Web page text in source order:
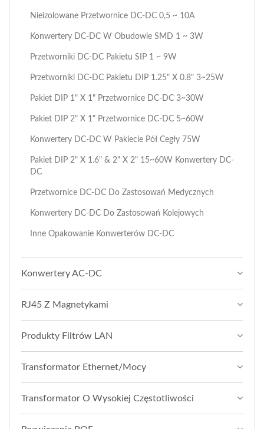
Nieizolowane Przetwornice DC-DC 0,5 ~ 10A
Konwertery DC-DC W Obudowie SMD 1 ~ 3W
Przetworniki DC-DC Pakietu SIP 1 ~ 9W
Przetworniki DC-DC Pakietu DIP 1.25" X 0.8" 3~25W
Pakiet DIP 1" X 1" Przetwornice DC-DC 3~30W
Pakiet DIP 2" X 1" Przetwornice DC-DC 5~60W
Konwertery DC-DC W Pakiecie Pół Cegły 75W
Pakiet DIP 2" X 1.6" & 2" X 2" 15~60W Konwertery DC-
DC
Przetwornice DC-DC Do Zastosowań Medycznych
Konwertery DC-DC Do Zastosowań Kolejowych
Inne Opakowanie Konwerterów DC-DC
Konwertery AC-DC
RJ45 Z Magnetykami
Produkty Filtrów LAN
Transformator Ethernet/Mocy
Transformator O Wysokiej Częstotliwości